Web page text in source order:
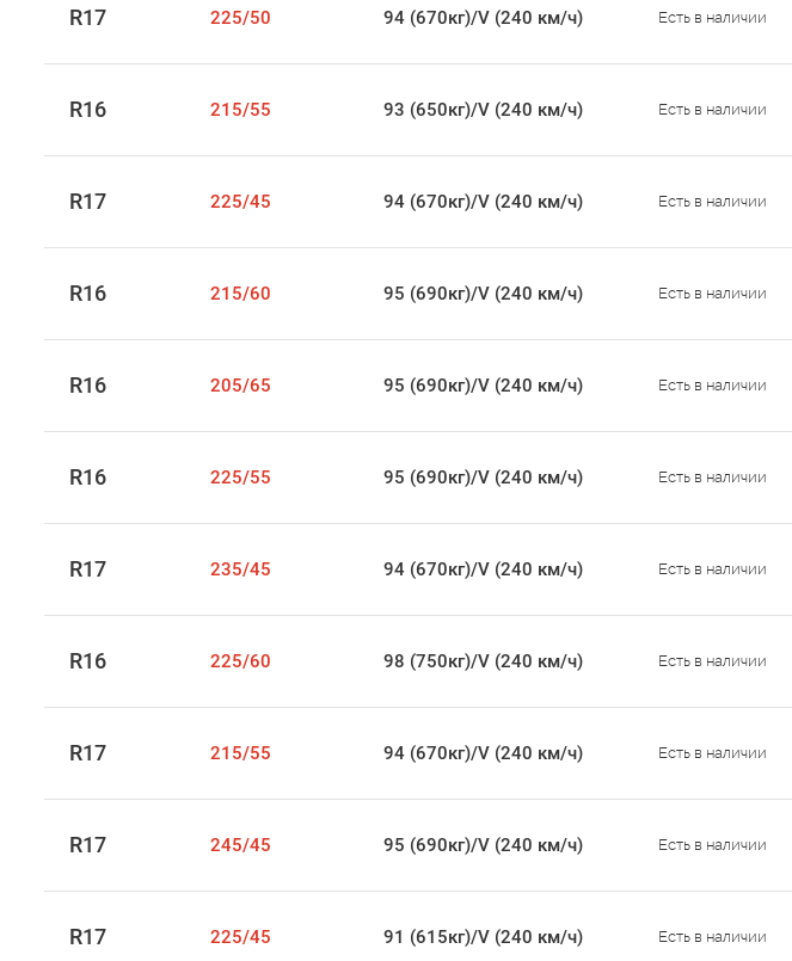
R17 225/50 94 (670кг)/V (240 км/ч) Есть в наличии
R16 215/55 93 (650кг)/V (240 км/ч) Есть в наличии
R17 225/45 94 (670кг)/V (240 км/ч) Есть в наличии
R16 215/60 95 (690кг)/V (240 км/ч) Есть в наличии
R16 205/65 95 (690кг)/V (240 км/ч) Есть в наличии
R16 225/55 95 (690кг)/V (240 км/ч) Есть в наличии
R17 235/45 94 (670кг)/V (240 км/ч) Есть в наличии
R16 225/60 98 (750кг)/V (240 км/ч) Есть в наличии
R17 215/55 94 (670кг)/V (240 км/ч) Есть в наличии
R17 245/45 95 (690кг)/V (240 км/ч) Есть в наличии
R17 225/45 91 (615кг)/V (240 км/ч) Есть в наличии